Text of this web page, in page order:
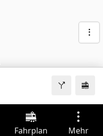
Fahrplan Mehr